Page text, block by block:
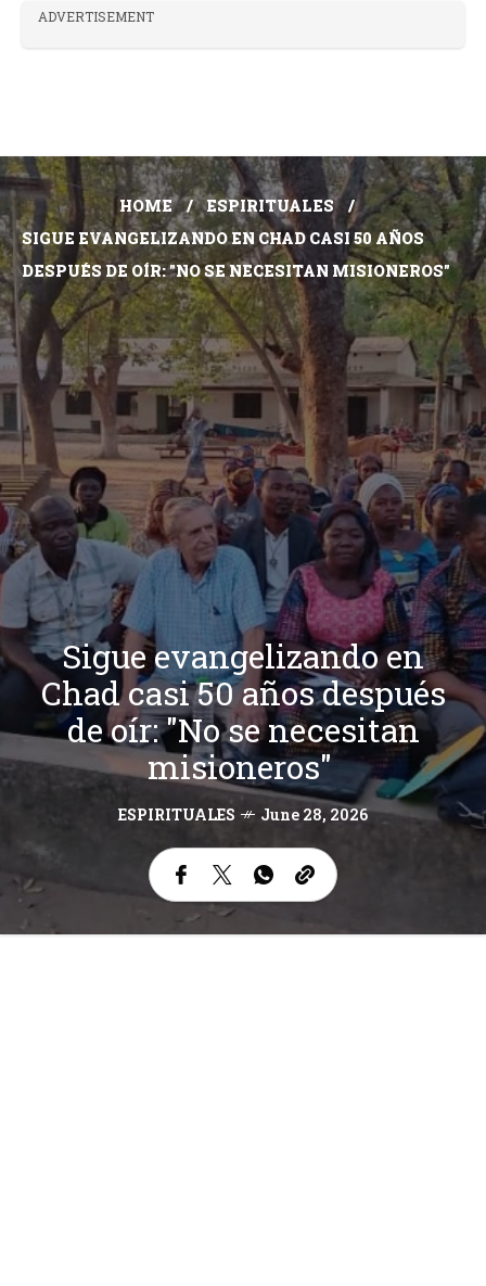
ADVERTISEMENT
HOME
ESPIRITUALES
SIGUE EVANGELIZANDO EN CHAD CASI 50 AÑOS
DESPUÉS DE OÍR: "NO SE NECESITAN MISIONEROS"
Sigue evangelizando en
Chad casi 50 años después
de oír: "No se necesitan
misioneros"
ESPIRITUALES June 28, 2026